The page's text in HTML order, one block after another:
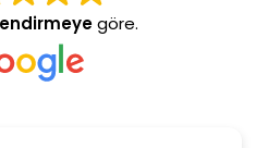
göre.